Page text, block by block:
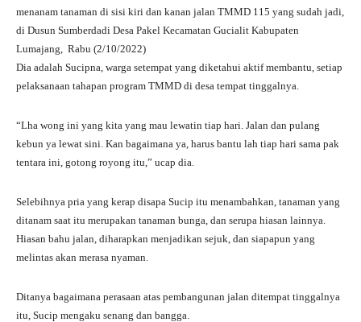
menanam tanaman di sisi kiri dan kanan jalan TMMD 115 yang sudah jadi,
di Dusun Sumberdadi Desa Pakel Kecamatan Gucialit Kabupaten
Lumajang, Rabu (2/10/2022)
Dia adalah Sucipna, warga setempat yang diketahui aktif membantu, setiap
pelaksanaan tahapan program TMMD di desa tempat tinggalnya.
“Lha wong ini yang kita yang mau lewatin tiap hari. Jalan dan pulang
kebun ya lewat sini. Kan bagaimana ya, harus bantu lah tiap hari sama pak
tentara ini, gotong royong itu,” ucap dia.
Selebihnya pria yang kerap disapa Sucip itu menambahkan, tanaman yang
ditanam saat itu merupakan tanaman bunga, dan serupa hiasan lainnya.
Hiasan bahu jalan, diharapkan menjadikan sejuk, dan siapapun yang
melintas akan merasa nyaman.
Ditanya bagaimana perasaan atas pembangunan jalan ditempat tinggalnya
itu, Sucip mengaku senang dan bangga.